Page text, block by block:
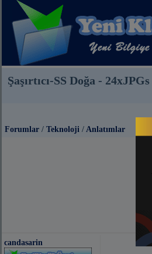
Şaşırtıcı-SS Doğa - 24xJPGs
Forumlar / Teknoloji / Anlatımlar
candasarin